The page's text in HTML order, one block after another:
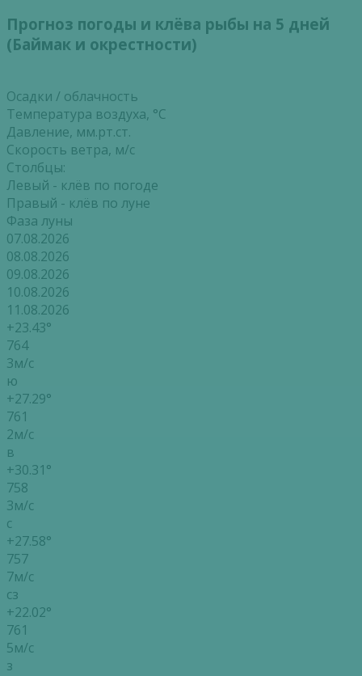
Прогноз погоды и клёва рыбы на 5 дней
(Баймак и окрестности)
Осадки / облачность
Температура воздуха, °С
Давление, мм.рт.ст.
Скорость ветра, м/с
Столбцы:
Левый - клёв по погоде
Правый - клёв по луне
Фаза луны
07.08.2026
08.08.2026
09.08.2026
10.08.2026
11.08.2026
+23.43°
764
3м/с
ю
+27.29°
761
2м/с
в
+30.31°
758
3м/с
с
+27.58°
757
7м/с
сз
+22.02°
761
5м/с
з